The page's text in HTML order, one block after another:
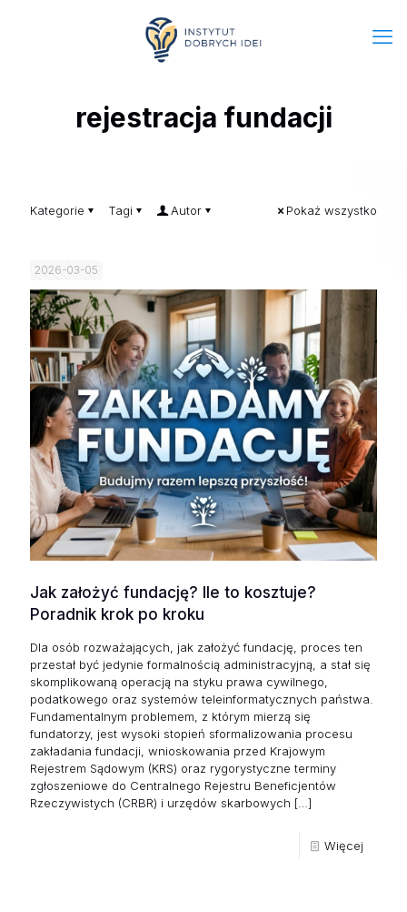
rejestracja fundacji
Kategorie Tagi Autor Pokaż wszystko
2026-03-05
Jak założyć fundację? Ile to kosztuje?
Poradnik krok po kroku
Dla osób rozważających, jak założyć fundację, proces ten
przestał być jedynie formalnością administracyjną, a stał się
skomplikowaną operacją na styku prawa cywilnego,
podatkowego oraz systemów teleinformatycznych państwa.
Fundamentalnym problemem, z którym mierzą się
fundatorzy, jest wysoki stopień sformalizowania procesu
zakładania fundacji, wnioskowania przed Krajowym
Rejestrem Sądowym (KRS) oraz rygorystyczne terminy
zgłoszeniowe do Centralnego Rejestru Beneficjentów
Rzeczywistych (CRBR) i urzędów skarbowych […]
Więcej